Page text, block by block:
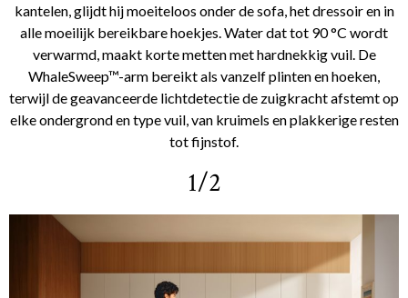
kantelen, glijdt hij moeiteloos onder de sofa, het dressoir en in
alle moeilijk bereikbare hoekjes. Water dat tot 90 °C wordt
verwarmd, maakt korte metten met hardnekkig vuil. De
WhaleSweep™-arm bereikt als vanzelf plinten en hoeken,
terwijl de geavanceerde lichtdetectie de zuigkracht afstemt op
elke ondergrond en type vuil, van kruimels en plakkerige resten
tot fijnstof.
1/2